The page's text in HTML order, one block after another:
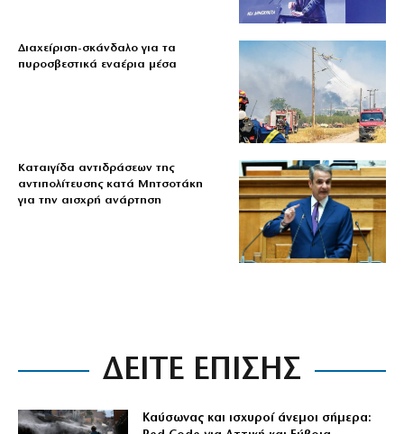
Διαχείριση-σκάνδαλο για τα
πυροσβεστικά εναέρια μέσα
Καταιγίδα αντιδράσεων της
αντιπολίτευσης κατά Μητσοτάκη
για την αισχρή ανάρτηση
ΔΕΙΤΕ ΕΠΙΣΗΣ
Καύσωνας και ισχυροί άνεμοι σήμερα: